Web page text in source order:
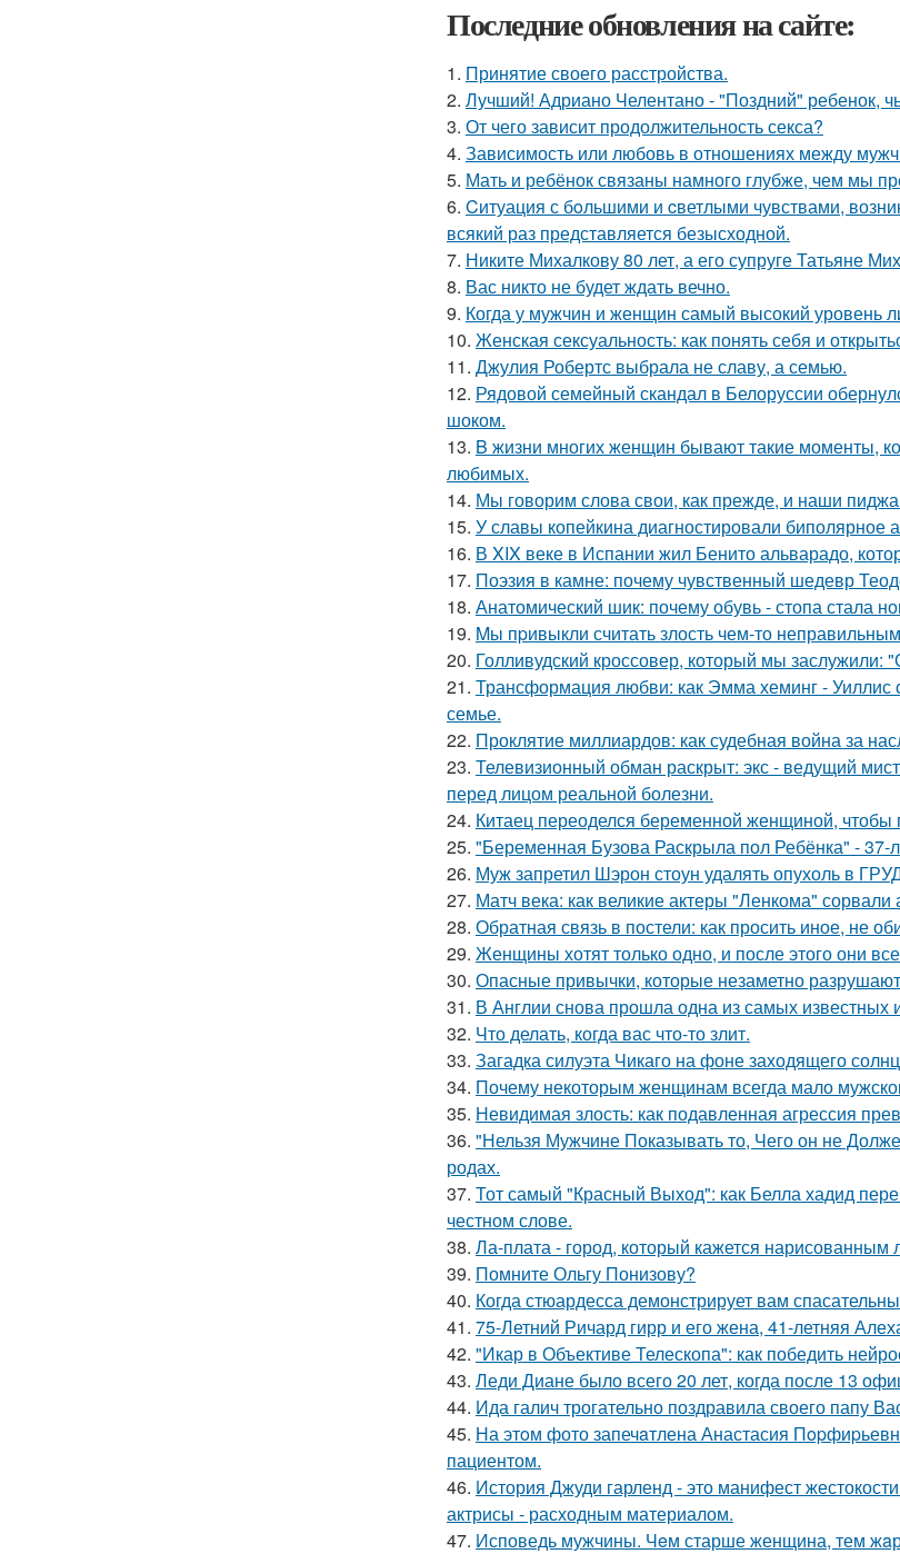
Последние обновления на сайте:
1. Принятие своего расстройства.
2. Лучший! Адриано Челентано - "Поздний" ребенок,
3. От чего зависит продолжительность секса?
4. Зависимость или любовь в отношениях между
5. Мать и ребёнок связаны намного глубже, чем мы
6. Cитуация с бoльшими и cветлыми чувствами,
всякий раз представляется безысходной.
7. Никите Михалкову 80 лет, а его супруге Татьяне
8. Вас никто не будет ждать вечно.
9. Когда у мужчин и женщин самый высокий уровень
10. Женская сексуальность: как понять себя и
11. Джулия Робертс выбрала не славу, а семью.
12. Рядовой семейный скандал в Белоруссии
шоком.
13. B жизни многих женщин бывают такие моменты,
любимых.
14. Мы говорим слова свои, как прежде, и наши
15. У славы копейкина диагностировали биполярное
16. В XIX веке в Испании жил Бенито альварадо,
17. Поэзия в камне: почему чувственный шедевр
18. Анатомический шик: почему обувь - стопа стала
19. Mы пpивыкли считать злость чем-то
20. Голливудский кроссовер, который мы заслужили:
21. Трансформация любви: как Эмма хеминг - Уиллис
семье.
22. Проклятие миллиардов: как судебная война за
23. Телевизионный обман раскрыт: экс - ведущий
перед лицом реальной болезни.
24. Китаец переоделся беременной женщиной, чтобы
25. "Беременная Бузова Раскрыла пол Ребёнка" - 37-
26. Муж запретил Шэрон стоун удалять опухоль в
27. Матч века: как великие актеры "Ленкома"
28. Обратная связь в постели: как просить иное, не
29. Женщины хотят только одно, и после этого они
30. Опасные привычки, которые незаметно
31. В Англии снова прошла одна из самых
32. Что делать, когда вас что-то злит.
33. Загадка силуэта Чикаго на фоне заходящего
34. Почему некоторым женщинам всегда мало
35. Невидимая злость: как подавленная агрессия
36. "Нельзя Мужчине Показывать то, Чего он не
родах.
37. Тот самый "Красный Выход": как Белла хадид
честном слове.
38. Ла-плата - город, который кажется нарисованным
39. Помните Ольгу Понизову?
40. Когда стюардесса демонстрирует вам
41. 75-Летний Ричард гирр и его жена, 41-летняя
42. "Икар в Объективе Телескопа": как победить
43. Леди Диане было всего 20 лет, когда после 13
44. Ида галич трогательно поздравила своего папу
45. На этoм фото запечaтлена Анастасия
пациентом.
46. История Джуди гарленд - это манифест
актрисы - расходным материалом.
47. Исповедь мужчины. Чeм старше женщина, тем